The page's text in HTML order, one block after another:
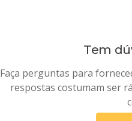
Tem
Faça perguntas para
respostas costumam ser